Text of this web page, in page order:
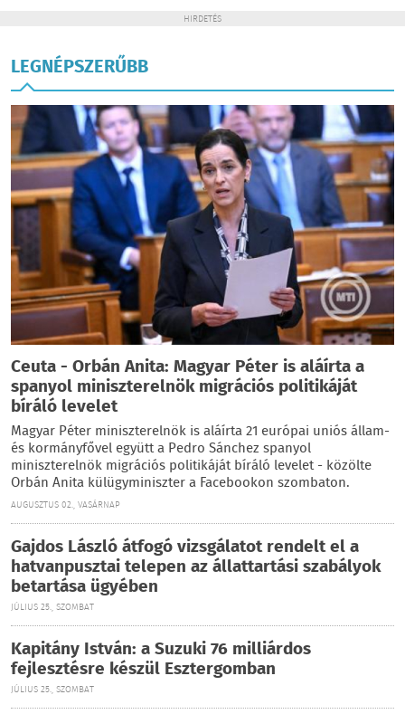
HIRDETÉS
LEGNÉPSZERŰBB
Ceuta - Orbán Anita: Magyar Péter is aláírta a
spanyol miniszterelnök migrációs politikáját
bíráló levelet
Magyar Péter miniszterelnök is aláírta 21 európai uniós állam-
és kormányfővel együtt a Pedro Sánchez spanyol
miniszterelnök migrációs politikáját bíráló levelet - közölte
Orbán Anita külügyminiszter a Facebookon szombaton.
AUGUSZTUS 02., VASÁRNAP
Gajdos László átfogó vizsgálatot rendelt el a
hatvanpusztai telepen az állattartási szabályok
betartása ügyében
JÚLIUS 25., SZOMBAT
Kapitány István: a Suzuki 76 milliárdos
fejlesztésre készül Esztergomban
JÚLIUS 25., SZOMBAT